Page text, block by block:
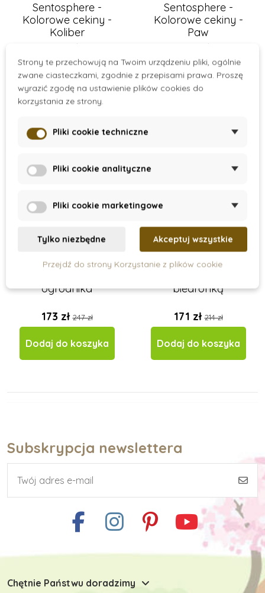
Sentosphere -
Kolorowe cekiny -
Koliber
73 zł
Dodaj do koszyka
Sentosphere -
Kolorowe cekiny -
Paw
73 zł
Dodaj do koszyka
ogrodnika
173 zł247 zł
Dodaj do koszyka
On Stock
biedronką
171 zł214 zł
Dodaj do koszyka
Subskrypcja newslettera
Chętnie Państwu doradzimy
Strony te przechowują na Twoim urządzeniu pliki, ogólnie
zwane ciasteczkami, zgodnie z przepisami prawa. Proszę
wyrazić zgodę na ustawienie plików cookies do
korzystania ze strony.
Pliki cookie techniczne
Pliki cookie analityczne
Pliki cookie marketingowe
Tylko niezbędne Akceptuj wszystkie
Przejdź do strony Korzystanie z plików cookie